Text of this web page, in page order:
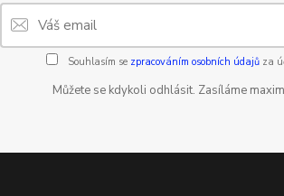
Souhlasím se zpracováním osobních údajůza
Můžete se kdykoli odhlásit. Zasíláme